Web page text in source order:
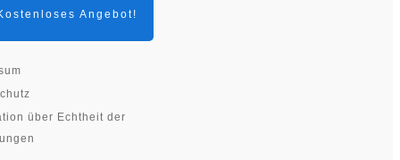
Angebot!
über Echtheit der